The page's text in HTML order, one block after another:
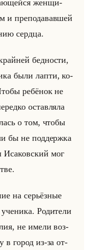
жен­щи­
и пре­по­да­вав­шей
серд­ца.
бед­но­сти,
были лапти, ко­
ре­бё­нок не
остав­ля­ла
о том, чтобы
бы не под­держ­ка
мог
на се­рьёз­ные
Ро­ди­те­ли
не имели воз­
в город из-за от­